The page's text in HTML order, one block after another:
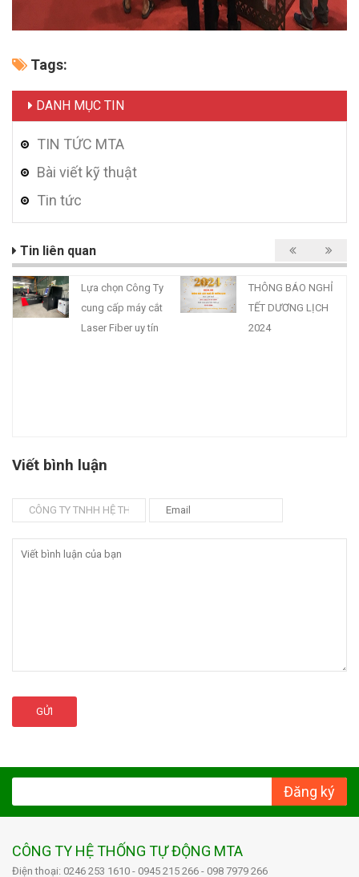
Tags:
DANH MỤC TIN
TIN TỨC MTA
Bài viết kỹ thuật
Tin tức
Tin liên quan
Lựa chọn Công Ty
cung cấp máy cắt
Laser Fiber uy tín
THÔNG BÁO NGHỈ
TẾT DƯƠNG LỊCH
2024
Viết bình luận
GỬI
Đăng ký
CÔNG TY HỆ THỐNG TỰ ĐỘNG MTA
Điện thoại: 0246 253 1610 - 0945 215 266 - 098 7979 266